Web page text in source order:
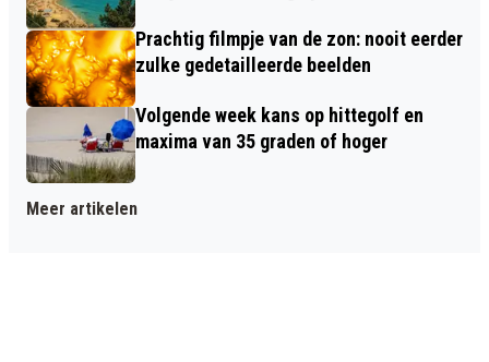
Prachtig filmpje van de zon: nooit eerder
zulke gedetailleerde beelden
Volgende week kans op hittegolf en
maxima van 35 graden of hoger
Meer artikelen